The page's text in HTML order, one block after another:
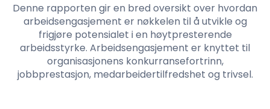
Språk: Norwegian
Denne rapporten gir en bred oversikt over hvordan
arbeidsengasjement er nøkkelen til å utvikle og
frigjøre potensialet i en høytpresterende
arbeidsstyrke. Arbeidsengasjement er knyttet til
organisasjonens konkurransefortrinn,
jobbprestasjon, medarbeidertilfredshet og trivsel.